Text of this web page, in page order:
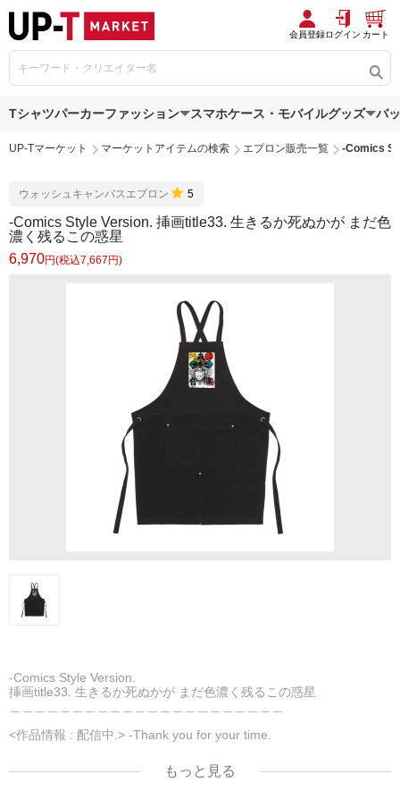
会員登録ログイン カート
Tシャツパーカーファッション スマホケース・モバイルグッズ バ
UP-Tマーケット マーケットアイテムの検索 エプロン販売一覧 -Comics
ウォッシュキャンバスエプロン 5
-Comics Style Version. 挿画title33. 生きるか死ぬかが まだ色
濃く残るこの惑星
6,970円(税込7,667円)
-Comics Style Version.
挿画title33. 生きるか死ぬかが まだ色濃く残るこの惑星
<作品情報 : 配信中.> -Thank you for your time.
▶︎刺すように燃えるような眼差しは
[第2作品: 通常版.小説のみ.]
もっと見る